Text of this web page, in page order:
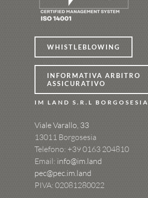
WHISTLEBLOWING
INFORMATIVA ARBITRO
ASSICURATIVO
IM LAND S.R.L BORGOSESIA
Viale Varallo, 33
13011 Borgosesia
Telefono: +390163 204810
Email: info@im.land
pec@pec.im.land
PIVA: 02081280022